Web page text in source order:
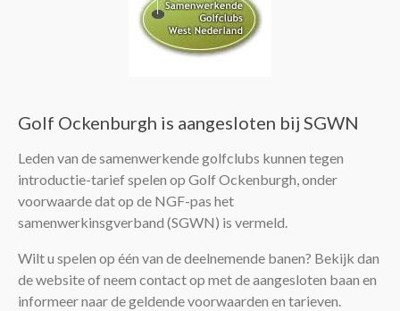
Golf Ockenburgh is aangesloten bij SGWN
Leden van de samenwerkende golfclubs kunnen tegen
introductie-tarief spelen op Golf Ockenburgh, onder
voorwaarde dat op de NGF-pas het
samenwerkinsgverband (SGWN) is vermeld.
Wilt u spelen op één van de deelnemende banen? Bekijk dan
de website of neem contact op met de aangesloten baan en
informeer naar de geldende voorwaarden en tarieven.